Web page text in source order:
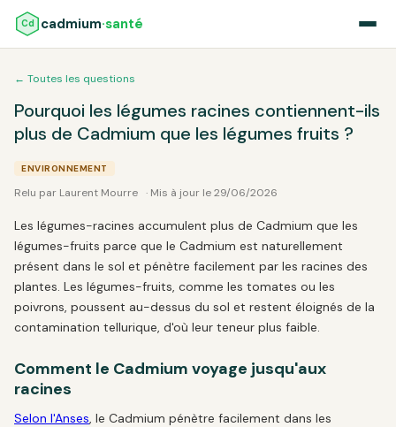
Cd cadmium·santé
← Toutes les questions
Pourquoi les légumes racines contiennent-ils
plus de Cadmium que les légumes fruits ?
ENVIRONNEMENT
Relu par Laurent Mourre · Mis à jour le 29/06/2026
Les légumes-racines accumulent plus de Cadmium que les
légumes-fruits parce que le Cadmium est naturellement
présent dans le sol et pénètre facilement par les racines des
plantes. Les légumes-fruits, comme les tomates ou les
poivrons, poussent au-dessus du sol et restent éloignés de la
contamination tellurique, d'où leur teneur plus faible.
Comment le Cadmium voyage jusqu'aux
racines
Selon l'Anses, le Cadmium pénètre facilement dans les